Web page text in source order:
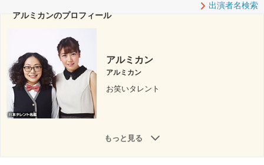
出演者名検索
アルミカンのプロフィール
アルミカン
アルミカン
お笑いタレント
もっと見る